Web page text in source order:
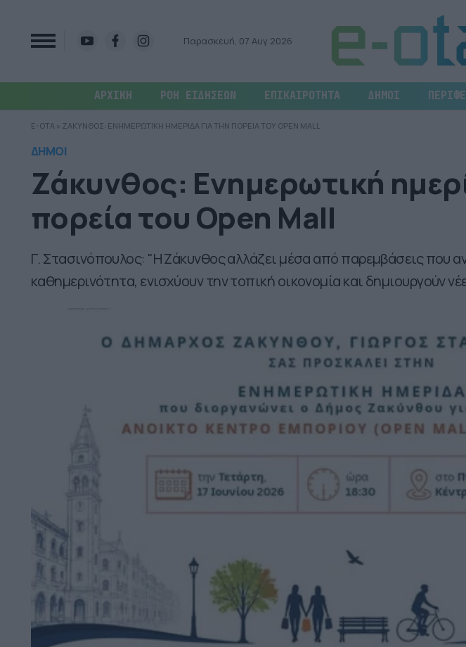
Παρασκευή, 07 Αυγ 2026
ΑΡΧΙΚΗ ΡΟΗ ΕΙΔΗΣΕΩΝ ΕΠΙΚΑΙΡΟΤΗΤΑ ΔΗΜΟΙ
E-OTA » ΖΑΚΥΝΘΟΣ: ΕΝΗΜΕΡΩΤΙΚΗ ΗΜΕΡΙΔΑ ΓΙΑ ΤΗΝ ΠΟΡΕΙΑ ΤΟΥ OPEN MALL
ΔΗΜΟΙ
Ζάκυνθος: Ενημερωτική
πορεία του Open Mall
Γ. Στασινόπουλος: "Η Ζάκυνθος αλλάζει μέσα από παρεμβάσεις που
καθημερινότητα, ενισχύουν την τοπική οικονομία και δημιουργούν